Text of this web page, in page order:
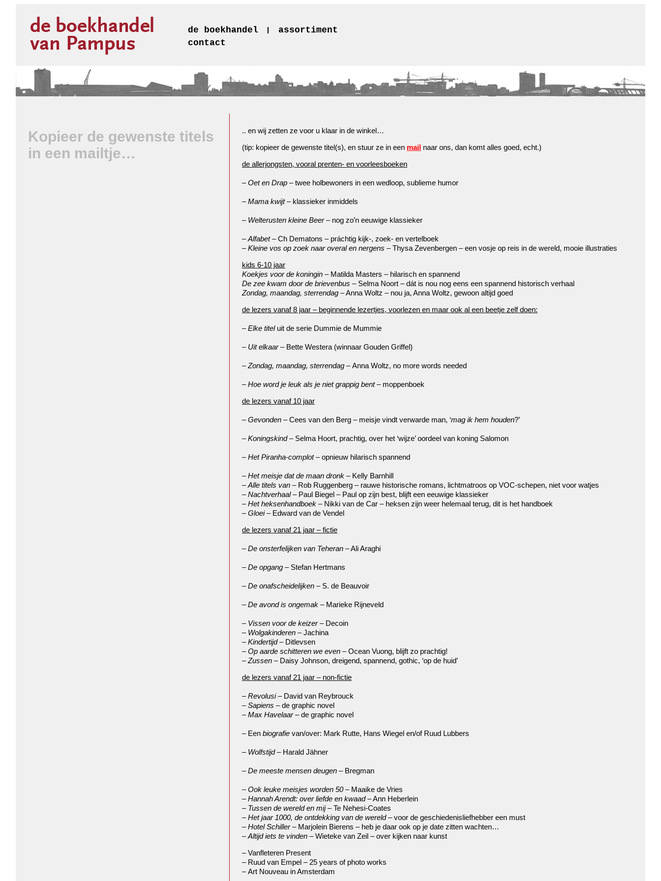
de boekhandel
assortiment
contact
contact
nieuwsbrief
Kopieer de gewenste titels
in een mailtje…
.. en wij zetten ze voor u klaar in de winkel…
(tip: kopieer de gewenste titel(s), en stuur ze in een mail naar ons, dan komt alles goed, echt.)
de allerjongsten, vooral prenten- en voorleesboeken
–Oet en Drap – twee holbewoners in een wedloop, sublieme humor
–Mama kwijt– klassieker inmiddels
– Welterusten kleine Beer– nog zo’n eeuwige klassieker
–Alfabet– Ch Dematons – práchtig kijk-, zoek- en vertelboek
– Kleine vos op zoek naar overal en nergens – Thysa Zevenbergen – een vosje op reis in de wereld, mooie illustraties
kids 6-10 jaar
Koekjes voor de koningin – Matilda Masters – hilarisch en spannend
De zee kwam door de brievenbus – Selma Noort – dát is nou nog eens een spannend historisch verhaal
Zondag, maandag, sterrendag – Anna Woltz – nou ja, Anna Woltz, gewoon altijd goed
de lezers vanaf 8 jaar – beginnende lezertjes, voorlezen en maar ook al een beetje zelf doen:
–Elke titeluit de serie Dummie de Mummie
– Uit elkaar– Bette Westera (winnaar Gouden Griffel)
–Zondag, maandag, sterrendag –Anna Woltz, no more words needed
–Hoe word je leuk als je niet grappig bent– moppenboek
de lezers vanaf 10 jaar
–Gevonden – Cees van den Berg – meisje vindt verwarde man, ‘mag ik hem houden?’
–Koningskind– Selma Hoort, prachtig, over het ‘wijze’ oordeel van koning Salomon
–Het Piranha-complot– opnieuw hilarisch spannend
–Het meisje dat de maan dronk – Kelly Barnhill
–Alle titels van – Rob Ruggenberg – rauwe historische romans, lichtmatroos op VOC-schepen, niet voor watjes
–Nachtverhaal– Paul Biegel – Paul op zijn best, blijft een eeuwige klassieker
–Het heksenhandboek – Nikki van de Car – heksen zijn weer helemaal terug, dit is het handboek
–Gloei– Edward van de Vendel
de lezers vanaf 21 jaar – fictie
–De onsterfelijken van Teheran – Ali Araghi
–De opgang – Stefan Hertmans
–De onafscheidelijken – S. de Beauvoir
–De avond is ongemak – Marieke Rijneveld
– Vissen voor de keizer– Decoin
– Wolgakinderen – Jachina
–Kindertijd– Ditlevsen
–Op aarde schitteren we even – Ocean Vuong, blijft zo prachtig!
–Zussen – Daisy Johnson, dreigend, spannend, gothic, ‘op de huid’
de lezers vanaf 21 jaar – non-fictie
–Revolusi– David van Reybrouck
– Sapiens –de graphic novel
–Max Havelaar– de graphic novel
– Een biografie van/over: Mark Rutte, Hans Wiegel en/of Ruud Lubbers
– Wolfstijd– Harald Jähner
–De meeste mensen deugen – Bregman
–Ook leuke meisjes worden 50 – Maaike de Vries
–Hannah Arendt: over liefde en kwaad– Ann Heberlein
– Tussen de wereld en mij– Te Nehesi-Coates
–Het jaar 1000, de ontdekking van de wereld– voor de geschiedenisliefhebber een must
–Hotel Schiller– Marjolein Bierens – heb je daar ook op je date zitten wachten…
–Altijd iets te vinden – Wieteke van Zeil – over kijken naar kunst
– Vanfleteren Present
– Ruud van Empel – 25 years of photo works
– Art Nouveau in Amsterdam